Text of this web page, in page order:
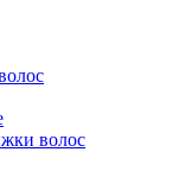
волос